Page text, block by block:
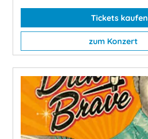
Tickets kaufen
zum Konzert